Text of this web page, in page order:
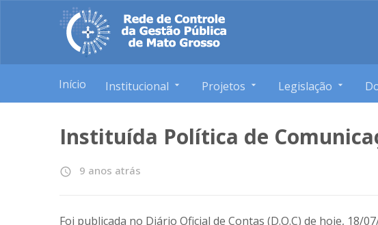
Início Institucional Projetos Legislação
Instituída Política de
access_time 9 anos atrás
Foi publicada no Diário Oficial de Contas (D.O.C) de hoje, 18/